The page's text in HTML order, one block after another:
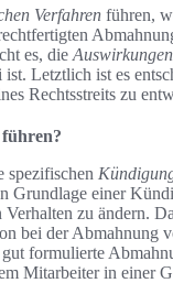
Verfahren führen,
es, die Auswirkungen
Letztlich ist es
Rechtsstreits zu
spezifischen
Grundlage einer
zu ändern.
bei der Abmahnung
formulierte
Mitarbeiter in einer